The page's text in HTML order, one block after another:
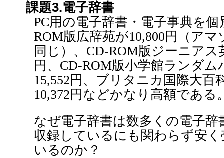
課題3.電子辞書
PC用の電子辞書・電子事典を
ROM版広辞苑が10,800円（ア
同じ）、CD-ROM版ジーニアス
円、CD-ROM版小学館ランダ
15,552円、ブリタニカ国際大百
10,372円などかなり高額である
なぜ電子辞書は数多くの電子辞
収録しているにも関わらず安
いるのか？